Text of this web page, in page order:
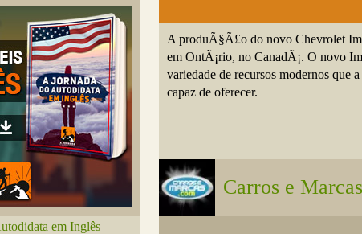
em Inglês
A produÃ§Ã£o do novo Chevrolet
em OntÃ¡rio, no CanadÃ¡. O novo
variedade de recursos modernos que
capaz de oferecer.
Carros e Marcas